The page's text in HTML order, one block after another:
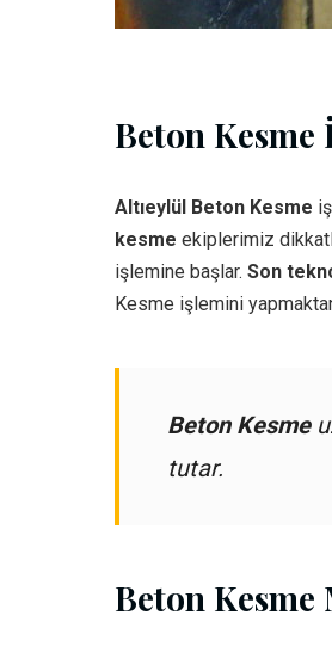
Beton Kesme
Altıeylül Beton Kesme
kesme ekiplerimiz
işlemine başlar. Son
Kesme işlemini
Beton Kesme
tutar.
Beton Kesme